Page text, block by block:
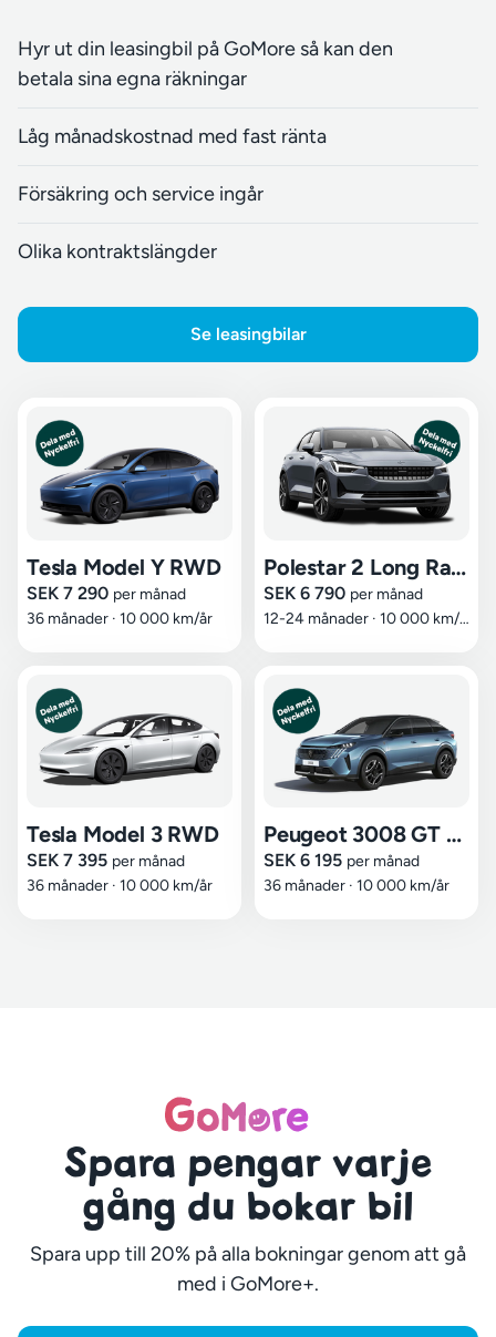
Hyr ut din leasingbil på GoMore så kan den
betala sina egna räkningar
Låg månadskostnad med fast ränta
Försäkring och service ingår
Olika kontraktslängder
Se leasingbilar
Tesla Model Y RWD
SEK 7 290 per månad
36 månader · 10 000 km/år
Polestar 2 Long Range Dual Motor
SEK 6 790 per månad
12-24 månader · 10 000 km/år
Tesla Model 3 RWD
SEK 7 395 per månad
36 månader · 10 000 km/år
Peugeot 3008 GT Plug-in Hybrid
SEK 6 195 per månad
36 månader · 10 000 km/år
Spara pengar varje
gång du bokar bil
Spara upp till 20% på alla bokningar genom att gå
med i GoMore+.